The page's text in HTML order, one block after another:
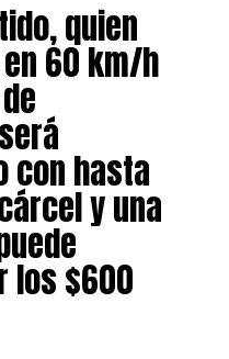
quien
60 km/h
con hasta
y una
los $600